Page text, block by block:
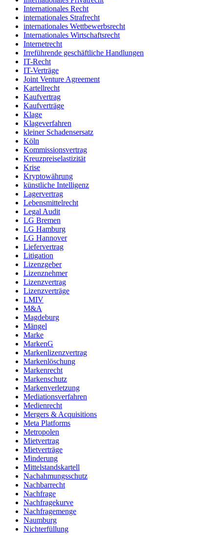
Internationales Recht
internationales Strafrecht
internationales Wettbewerbsrecht
Internationales Wirtschaftsrecht
Internetrecht
Irreführende geschäftliche Handlungen
IT-Recht
IT-Verträge
Joint Venture Agreement
Kartellrecht
Kaufvertrag
Kaufverträge
Klage
Klageverfahren
kleiner Schadensersatz
Köln
Kommissionsvertrag
Kreuzpreiselastizität
Krise
Kryptowährung
künstliche Intelligenz
Lagervertrag
Lebensmittelrecht
Legal Audit
LG Bremen
LG Hamburg
LG Hannover
Liefervertrag
Litigation
Lizenzgeber
Lizenznehmer
Lizenzvertrag
Lizenzverträge
LMIV
M&A
Magdeburg
Mängel
Marke
MarkenG
Markenlizenzvertrag
Markenlöschung
Markenrecht
Markenschutz
Markenverletzung
Mediationsverfahren
Medienrecht
Mergers & Acquisitions
Meta Platforms
Metropolen
Mietvertrag
Mietverträge
Minderung
Mittelstandskartell
Nachahmungsschutz
Nachbarrecht
Nachfrage
Nachfragekurve
Nachfragemenge
Naumburg
Nichterfüllung